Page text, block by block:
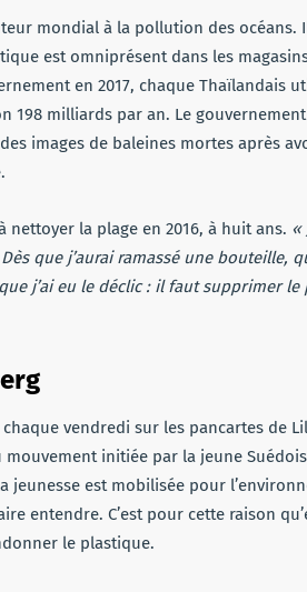
mondial à la pollution des océans.
est omniprésent dans les
en 2017, chaque Thaïlandais
198 milliards par an. Le
images de baleines mortes après
nettoyer la plage en 2016, à huit ans. «
que j’aurai ramassé une bouteille,
que j’ai eu le déclic : il faut supprimer
chaque vendredi sur les pancartes de
initiée par la jeune
est mobilisée pour
entendre. C’est pour cette raison
le plastique.